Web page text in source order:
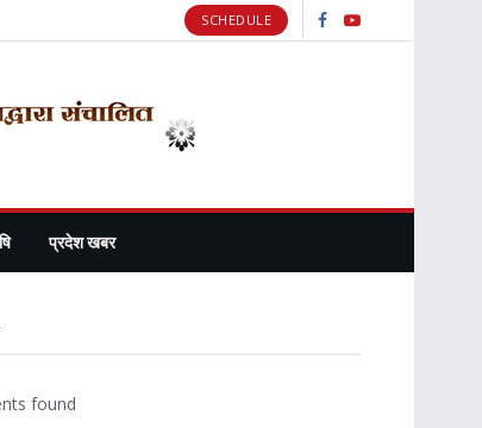
SCHEDULE
प्रदेश खबर
found